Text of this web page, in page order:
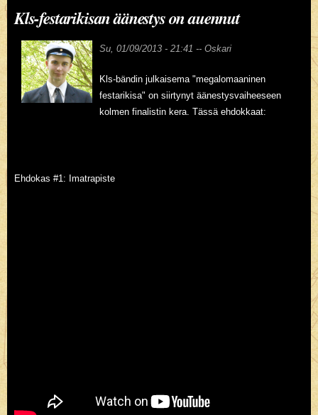
Kls-festarikisan äänestys on auennut
Su, 01/09/2013 - 21:41 -- Oskari
Kls-bändin julkaisema "megalomaaninen
festarikisa" on siirtynyt äänestysvaiheeseen
kolmen finalistin kera. Tässä ehdokkaat:
Ehdokas #1: Imatrapiste